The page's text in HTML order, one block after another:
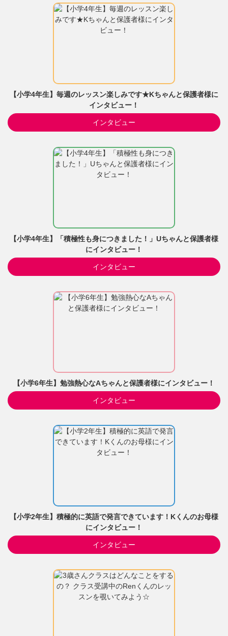
【小学4年生】毎週のレッスン楽しみです★Kちゃんと保護者様に
インタビュー！
インタビュー
【小学4年生】「積極性も身につきました！」Uちゃんと保護者様
にインタビュー！
インタビュー
【小学6年生】勉強熱心なAちゃんと保護者様にインタビュー！
インタビュー
【小学2年生】積極的に英語で発言できています！Kくんのお母様
にインタビュー！
インタビュー